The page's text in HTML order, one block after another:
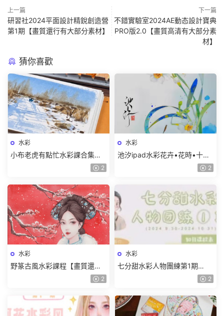
上一篇
研習社2024平面設計精銳創造營
第1期【畫質還行有大部分素材】
下一篇
不錯實驗室2024AE動态設計寶典
PRO版2.0【畫質高清有大部分素
材】
猜你喜歡
水彩
小布老虎有點忙水彩課合集
2
水彩
池汐ipad水彩花卉•花時•十二
月曆花【畫質還行隻有視頻】2
水彩
野篆古風水彩課程【畫質還行
2
水彩
七分甜水彩人物團練第1期
2024【畫質較差有筆刷和素 2